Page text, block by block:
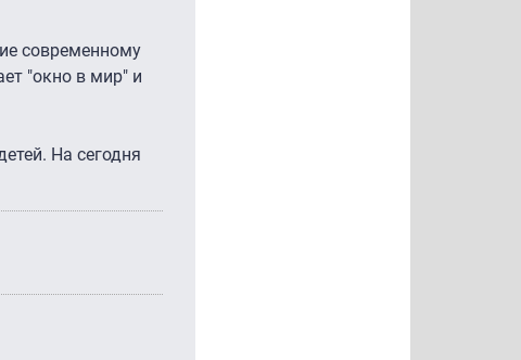
современному
"окно в мир" и
На сегодня